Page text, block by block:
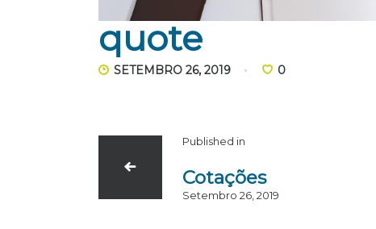
quote
SETEMBRO 26, 2019 0
Published in
Cotações
Setembro 26, 2019